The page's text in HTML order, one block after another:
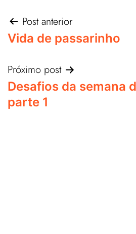
Post anterior
Vida de passarinho
Próximo post
Desafios da semana
parte 1